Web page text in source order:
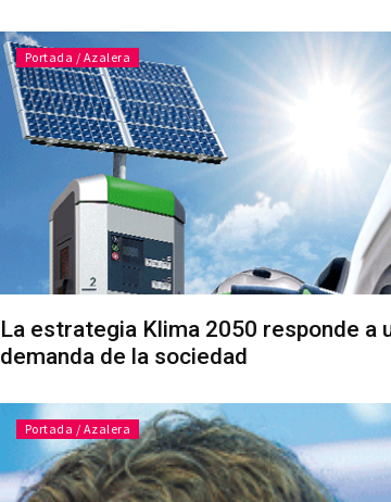
Portada / Azalera
La estrategia Klima 2050 responde a
demanda de la sociedad
Portada / Azalera